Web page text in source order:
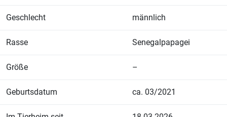
Geschlecht männlich
Rasse Senegalpapagei
Größe –
Geburtsdatum ca. 03/2021